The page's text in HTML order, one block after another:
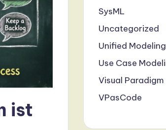
ist
SysML
Uncategorized
Unified
Use Case
Visual Paradigm
VPasCode